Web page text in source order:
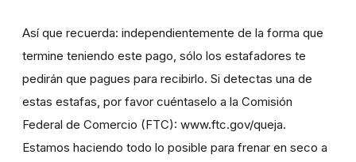
Así que recuerda: independientemente de la forma que
termine teniendo este pago, sólo los estafadores te
pedirán que pagues para recibirlo. Si detectas una de
estas estafas, por favor cuéntaselo a la Comisión
Federal de Comercio (FTC): www.ftc.gov/queja.
Estamos haciendo todo lo posible para frenar en seco a